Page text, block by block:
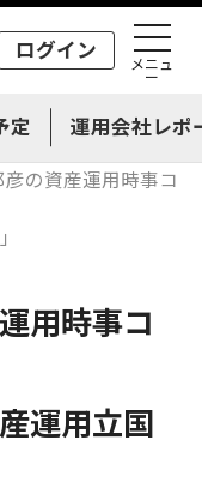
ログイン
メニュ
ー
定 運用会社レポ
の資産運用時事コ
用時事コ
運用立国